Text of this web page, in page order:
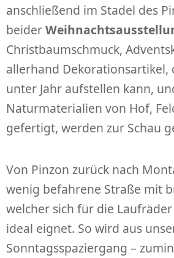
anschließend im Stadel des
beider
Christbaumschmuck,
allerhand Dekorationsartikel,
unter Jahr aufstellen kann,
Naturmaterialien von Hof,
gefertigt, werden zur Schau
Von Pinzon zurück nach
wenig befahrene Straße mit
welcher sich für die
ideal eignet. So wird aus
Sonntagsspaziergang –